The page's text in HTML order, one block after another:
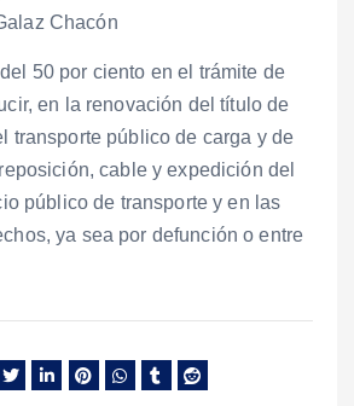
Chacón
50 por ciento en el trámite de
en la renovación del título de
transporte público de carga y de
cable y expedición del
público de transporte y en las
ya sea por defunción o entre